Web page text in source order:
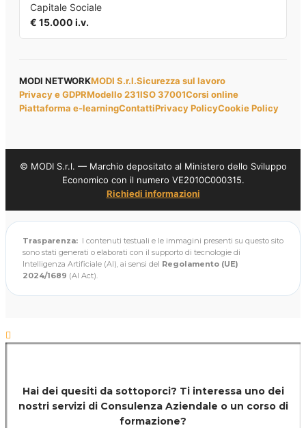
Capitale Sociale
€ 15.000 i.v.
MODI NETWORKMODI S.r.l.Sicurezza sul lavoro
Privacy e GDPRModello 231ISO 37001Corsi online
Piattaforma e-learningContattiPrivacy PolicyCookie Policy
© MODI S.r.l. — Marchio depositato al Ministero dello Sviluppo
Economico con il numero VE2010C000315.
Richiedi informazioni
Trasparenza: I contenuti testuali e le immagini presenti su questo sito
sono stati generati o elaborati con il supporto di tecnologie di
Intelligenza Artificiale (AI), ai sensi del Regolamento (UE)
2024/1689 (AI Act).
Hai dei quesiti da sottoporci? Ti interessa uno dei
nostri servizi di Consulenza Aziendale o un corso di
formazione?